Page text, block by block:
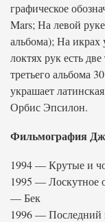
графическое
Mars; На левой
альбома); На икрах
локтях рук есть
третьего альбома
украшает
Орбис Эпсилон.
Фильмография
1994 — Крутые и
1995 — Лоскутное
— Бек
1996 — Последний